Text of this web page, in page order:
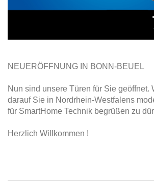
NEUERÖFFNUNG IN BONN-BEUEL
Nun sind unsere Türen für Sie geöffnet.
darauf Sie in Nordrhein-Westfalens
für SmartHome Technik begrüßen zu
Herzlich Willkommen !